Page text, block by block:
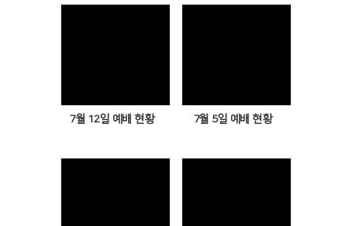
7월 12일 예배 현황 7월 5일 예배 현황